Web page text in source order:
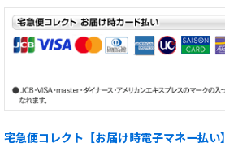
宅急便コレクト【お届け時電子マネー払い】